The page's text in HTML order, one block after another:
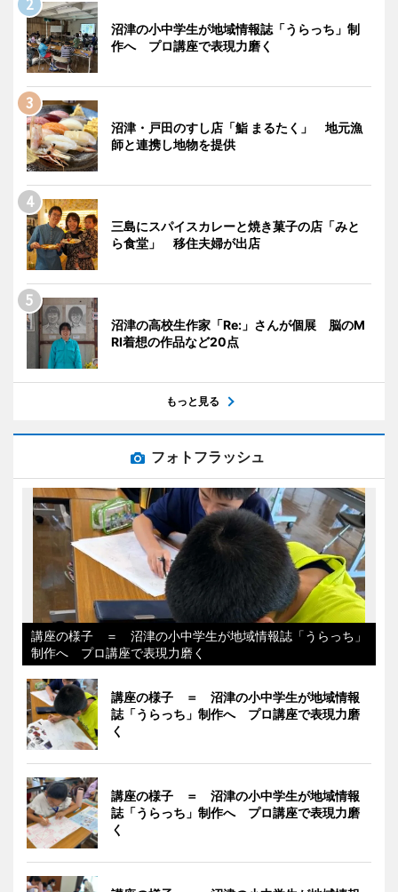
沼津の小中学生が地域情報誌「うらっち」制
作へ プロ講座で表現力磨く
沼津・戸田のすし店「鮨 まるたく」 地元漁
師と連携し地物を提供
三島にスパイスカレーと焼き菓子の店「みと
ら食堂」 移住夫婦が出店
沼津の高校生作家「Re:」さんが個展 脳のM
RI着想の作品など20点
もっと見る
フォトフラッシュ
講座の様子 ＝ 沼津の小中学生が地域情報誌「うらっち」
制作へ プロ講座で表現力磨く
講座の様子 ＝ 沼津の小中学生が地域情報
誌「うらっち」制作へ プロ講座で表現力磨
く
講座の様子 ＝ 沼津の小中学生が地域情報
誌「うらっち」制作へ プロ講座で表現力磨
く